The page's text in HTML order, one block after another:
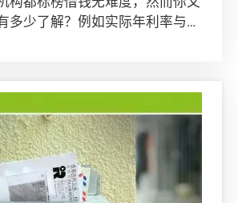
多少了解？例如实际年利率与平
论自己贷款或帮人做谘询人，都
责任和义务。